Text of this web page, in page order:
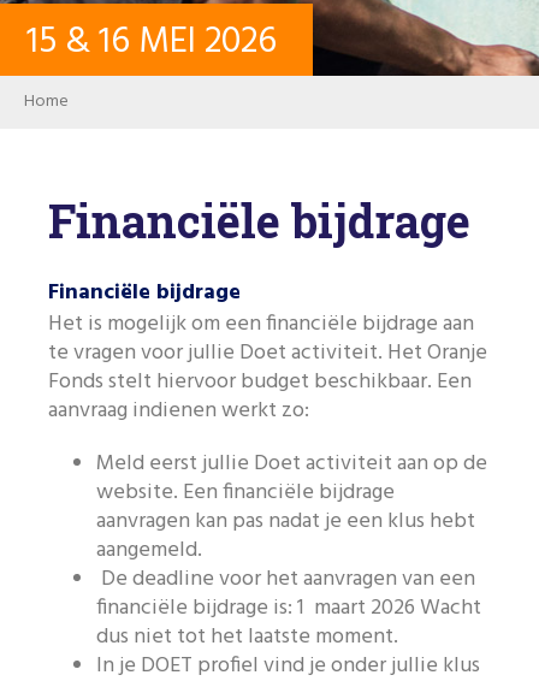
CONTACT
USER ACCOUNT
Zoeken
Like us on Facebook
15 &16 MEI 2026
Breadcrumb
Home
Financiële bijdrage
Financiële bijdrage
Het is mogelijk om een financiële bijdrage aan
te vragen voor jullie Doet activiteit. Het Oranje
Fonds stelt hiervoor budget beschikbaar. Een
aanvraag indienen werkt zo:
Meld eerst jullie Doet activiteit aan op de
website. Een financiële bijdrage
aanvragen kan pas nadat je een klus hebt
aangemeld.
De deadline voor het aanvragen van een
financiële bijdrage is: 1 maart 2026 Wacht
dus niet tot het laatste moment.
In je DOET profiel vind je onder jullie klus